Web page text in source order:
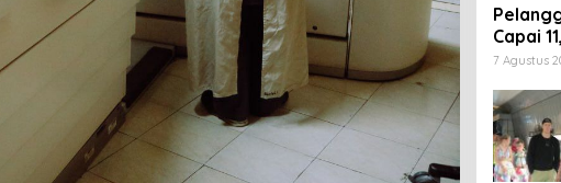
Capai
7 Agustus